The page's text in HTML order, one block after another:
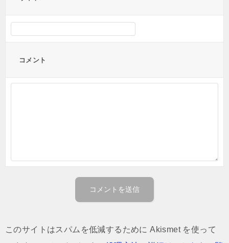
コメント
このサイトはスパムを低減するために Akismet を使って